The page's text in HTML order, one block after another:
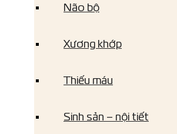
Não bộ
Xương khớp
Thiếu máu
Sinh sản – nội tiết